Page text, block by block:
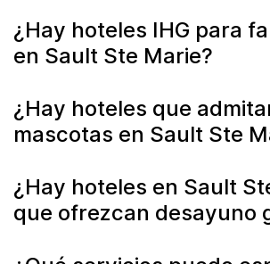
¿Hay hoteles IHG para
en Sault Ste Marie?
¿Hay hoteles que
mascotas en Sault Ste
¿Hay hoteles en Sault
que ofrezcan desayuno